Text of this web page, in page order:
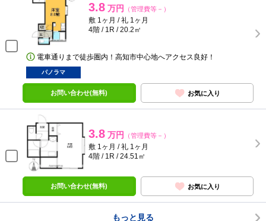
3.8 万円 （管理費等－）
敷 1ヶ月 / 礼 1ヶ月
4階 / 1R / 20.2㎡
電車通りまで徒歩圏内！高知市中心地へアクセス良好！
パノラマ
お問い合わせ(無料) お気に入り
3.8 万円 （管理費等－）
敷 1ヶ月 / 礼 1ヶ月
4階 / 1R / 24.51㎡
お問い合わせ(無料) お気に入り
もっと見る